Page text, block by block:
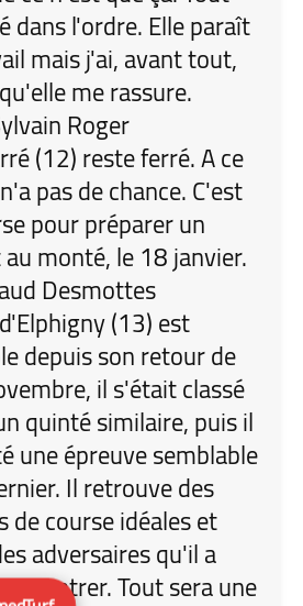
dans l'ordre. Elle paraît
mais j'ai, avant tout,
me rassure.
Roger
(12) reste ferré. A ce
pas de chance. C'est
pour préparer un
monté, le 18 janvier.
Desmottes
(13) est
depuis son retour de
il s'était classé
quinté similaire, puis il
une épreuve semblable
Il retrouve des
de course idéales et
adversaires qu'il a
Tout sera une